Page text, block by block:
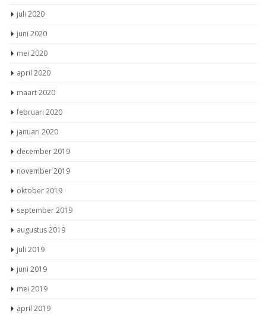
juli 2020
juni 2020
mei 2020
april 2020
maart 2020
februari 2020
januari 2020
december 2019
november 2019
oktober 2019
september 2019
augustus 2019
juli 2019
juni 2019
mei 2019
april 2019